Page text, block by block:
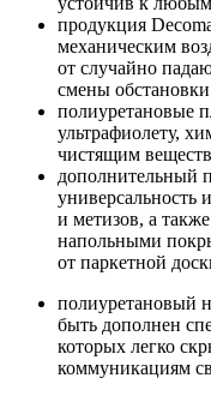
продукция
механическим
от случайно
смены обстановки
полиуретановые
ультрафиолету,
чистящим
дополнительный
универсальность
и метизов, а
напольными
от паркетной
полиуретановый
быть дополнен
которых легко
коммуникациям